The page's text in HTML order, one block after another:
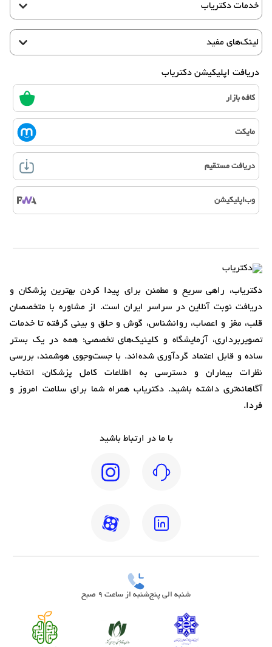
خدمات دکتریاب
لینک‌های مفید
دریافت اپلیکیشن دکتریاب
کافه بازار
مایکت
دریافت مستقیم
وب‌اپلیکیشن
دکتریاب، راهی سریع و مطمئن برای پیدا کردن بهترین پزشکان و
دریافت نوبت آنلاین در سراسر ایران است. از مشاوره با متخصصان
قلب، مغز و اعصاب، روانشناس، گوش و حلق و بینی گرفته تا خدمات
تصویربرداری، آزمایشگاه و کلینیک‌های تخصصی؛ همه در یک بستر
ساده و قابل اعتماد گردآوری شده‌اند. با جست‌وجوی هوشمند، بررسی
نظرات بیماران و دسترسی به اطلاعات کامل پزشکان، انتخاب
آگاهانه‌تری داشته باشید. دکتریاب همراه شما برای سلامت امروز و
فردا.
با ما در ارتباط باشید
شنبه الی پنج‌شنبه از ساعت 9 صبح